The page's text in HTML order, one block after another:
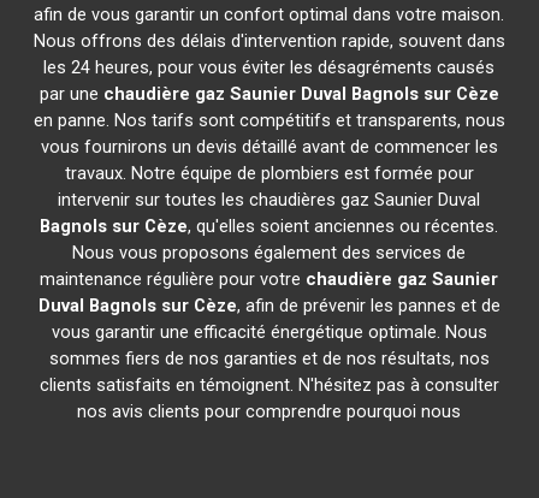
afin de vous garantir un confort optimal dans votre maison.
Nous offrons des délais d'intervention rapide, souvent dans
les 24 heures, pour vous éviter les désagréments causés
par une chaudière gaz Saunier Duval Bagnols sur Cèze
en panne. Nos tarifs sont compétitifs et transparents, nous
vous fournirons un devis détaillé avant de commencer les
travaux. Notre équipe de plombiers est formée pour
intervenir sur toutes les chaudières gaz Saunier Duval
Bagnols sur Cèze, qu'elles soient anciennes ou récentes.
Nous vous proposons également des services de
maintenance régulière pour votre chaudière gaz Saunier
Duval Bagnols sur Cèze, afin de prévenir les pannes et de
vous garantir une efficacité énergétique optimale. Nous
sommes fiers de nos garanties et de nos résultats, nos
clients satisfaits en témoignent. N'hésitez pas à consulter
nos avis clients pour comprendre pourquoi nous